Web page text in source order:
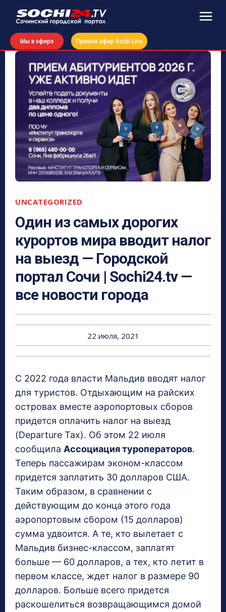
Мы в эфире Прямой эфир Sochi Live
UNCATEGORIZED
Один из самых дорогих
курортов мира вводит налог
на выезд — Городской
портал Сочи | Sochi24.tv —
все новости города
22 июля, 2021
С 2022 года власти Мальдив вводят налог
для туристов. Отдыхающим на райских
островах вместе аэропортовых сборов
придется оплачить налог на выезд
(Departure Tax). Об этом 22 июля
сообщила Ассоциация туроператоров.
Теперь пассажирам эконом-классом
придется заплатить 30 долларов США.
Таким образом, в сравнении с
действующим до конца этого года
аэропортовым сбором (15 долларов)
сумма удвоится. А те, кто вылетает с
Мальдив бизнес-классом, заплатят
больше — 60 долларов, а тех, кто летит в
первом классе, ждет налог в размере 90
долларов. Больше всего придется
раскошелиться возвращающимся домой